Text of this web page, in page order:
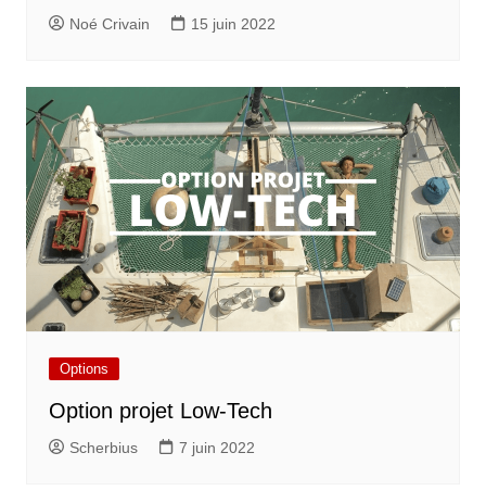
Noé Crivain 15 juin 2022
Options
Option projet Low-Tech
Scherbius 7 juin 2022